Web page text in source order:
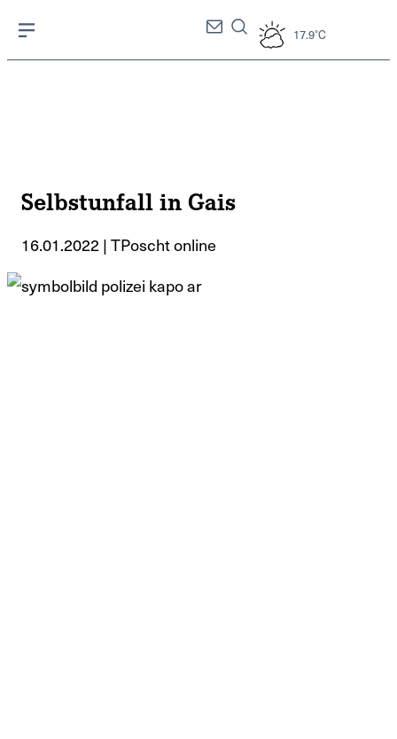
17.9°C
Selbstunfall in Gais
16.01.2022 | TPoscht online